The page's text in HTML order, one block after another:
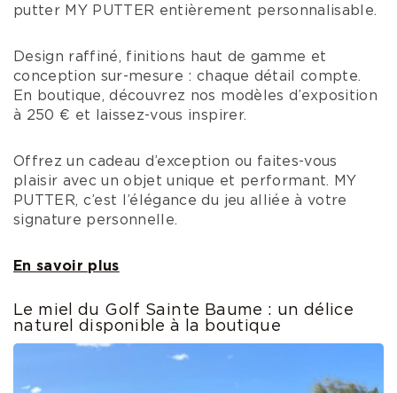
putter MY PUTTER entièrement personnalisable.
Design raffiné, finitions haut de gamme et
conception sur-mesure : chaque détail compte.
En boutique, découvrez nos modèles d’exposition
à 250 € et laissez-vous inspirer.
Offrez un cadeau d’exception ou faites-vous
plaisir avec un objet unique et performant. MY
PUTTER, c’est l’élégance du jeu alliée à votre
signature personnelle.
En savoir plus
Le miel du Golf Sainte Baume : un délice
naturel disponible à la boutique